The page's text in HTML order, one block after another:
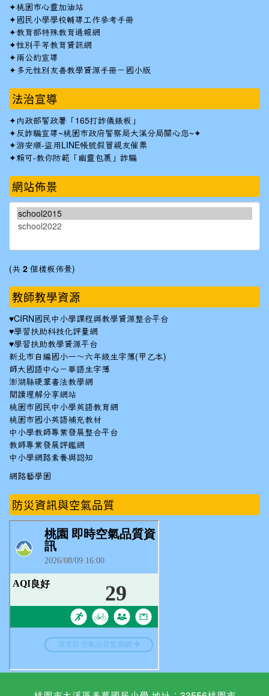
✦桃園市心靈加油站
✦ 國民小學學校輔導工作參考手冊
✦教育部特殊教育通報網
✦性別平等教育資訊網
✦兩公約宣導
✦ 多元性別友善教學資源手冊－國小版
法治宣導
✦ 內政部警政署「165打詐儀錶板」
✦反詐騙宣導~桃園市政府警察局大溪分局關心您~✦
✦游安順-盜用LINE帳號假冒親友催票
✦賴可-教你防範「幽靈包裹」詐騙
網站佈景
(共 2 個樣板佈景)
教師教學資源
♥CIRN國民中小學課程與教學資源整合平台
♥學習扶助科技化評量網
♥學習扶助教學資源平台
新北市自編國小一～六年級生字簿(甲乙本)
師大國語中心－華語生字簿
澎湖縣硬筆書法教學網
閱讀理解分享網站
桃園市國民中小學英語教育網
桃園市國小英語補充教材
中小學教師專業發展整合平台
教師專業發展評鑑網
中小學網路素養與認知
網路藝學園
防災資訊與空氣品質